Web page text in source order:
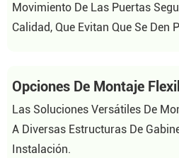
Movimiento De Las Puertas
Calidad, Que Evitan Que Se Den
Opciones De Montaje
Las Soluciones Versátiles De
A Diversas Estructuras De
Instalación.